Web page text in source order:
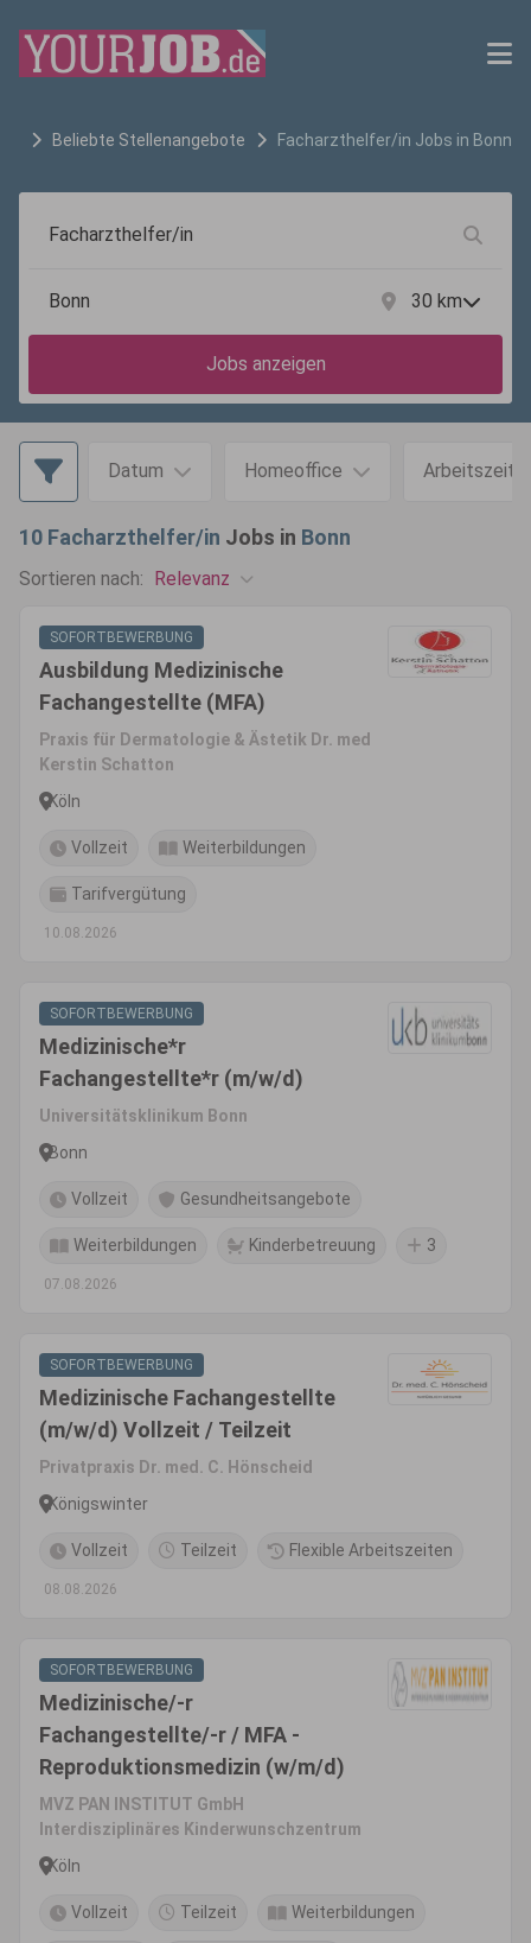
Beliebte Stellenangebote Facharzthelfer/in Jobs in Bonn
30 km
Jobs anzeigen
Datum Homeoffice Arbeitszeit
10 Facharzthelfer/in Jobs in Bonn
Sortieren nach: Relevanz
SOFORTBEWERBUNG
Ausbildung Medizinische
Fachangestellte (MFA)
Praxis für Dermatologie & Ästetik Dr. med
Kerstin Schatton
Köln
Vollzeit Weiterbildungen
Tarifvergütung
10.08.2026
SOFORTBEWERBUNG
Medizinische*r
Fachangestellte*r (m/w/d)
Universitätsklinikum Bonn
Bonn
Vollzeit Gesundheitsangebote
Weiterbildungen Kinderbetreuung 3
07.08.2026
SOFORTBEWERBUNG
Medizinische Fachangestellte
(m/w/d) Vollzeit / Teilzeit
Privatpraxis Dr. med. C. Hönscheid
Königswinter
Vollzeit Teilzeit Flexible Arbeitszeiten
08.08.2026
SOFORTBEWERBUNG
Medizinische/-r
Fachangestellte/-r / MFA -
Reproduktionsmedizin (w/m/d)
MVZ PAN INSTITUT GmbH
Interdisziplinäres Kinderwunschzentrum
Köln
Vollzeit Teilzeit Weiterbildungen